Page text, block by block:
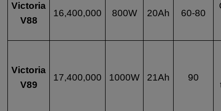
Victoria
V88
16,400,000 800W 20Ah 60-80
Victoria
V89
17,400,000 1000W 21Ah 90